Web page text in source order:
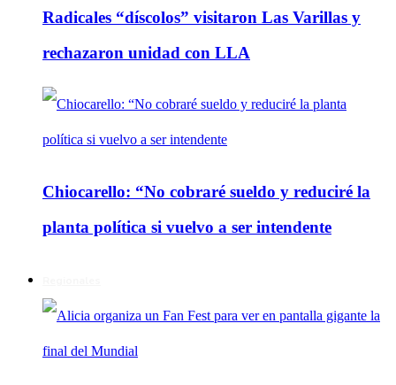
Radicales “díscolos” visitaron Las Varillas y
rechazaron unidad con LLA
Chiocarello: “No cobraré sueldo y reduciré la
planta política si vuelvo a ser intendente